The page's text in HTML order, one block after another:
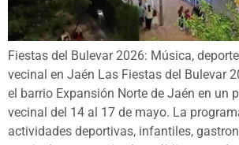
Fiestas del Bulevar 2026: Música,
vecinal en Jaén Las Fiestas del Bulevar
el barrio Expansión Norte de Jaén en un
vecinal del 14 al 17 de mayo. La
actividades deportivas, infantiles,